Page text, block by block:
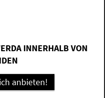
INNERHALB VON
anbieten!